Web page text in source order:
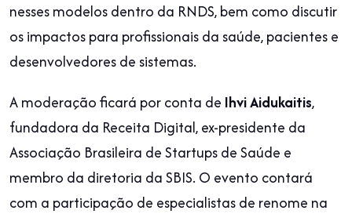
nesses modelos dentro da RNDS, bem como discutir
os impactos para profissionais da saúde, pacientes e
desenvolvedores de sistemas.
A moderação ficará por conta de Ihvi Aidukaitis,
fundadora da Receita Digital, ex-presidente da
Associação Brasileira de Startups de Saúde e
membro da diretoria da SBIS. O evento contará
com a participação de especialistas de renome na